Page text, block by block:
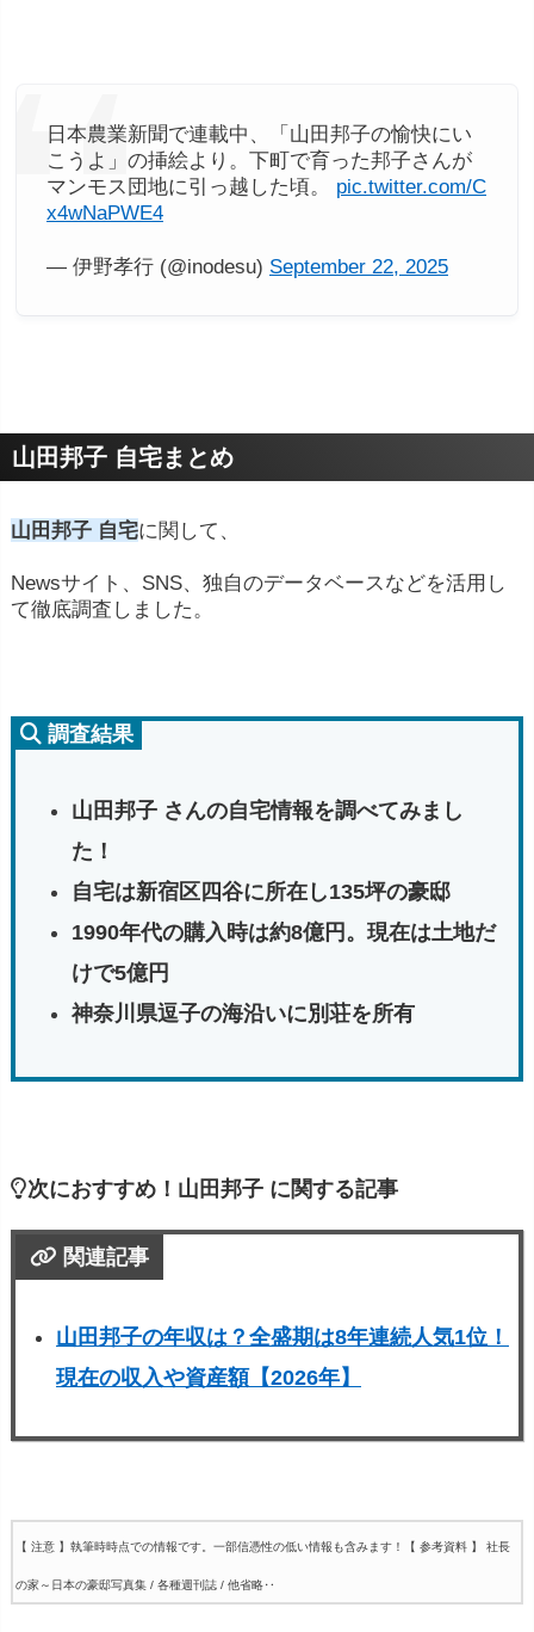
日本農業新聞で連載中、「山田邦子の愉快にい
こうよ」の挿絵より。下町で育った邦子さんが
マンモス団地に引っ越した頃。 pic.twitter.com/C
x4wNaPWE4
— 伊野孝行 (@inodesu) September 22, 2025
山田邦子 自宅まとめ
山田邦子 自宅に関して、
Newsサイト、SNS、独自のデータベースなどを活用し
て徹底調査しました。
調査結果
山田邦子 さんの自宅情報を調べてみまし
た！
自宅は新宿区四谷に所在し135坪の豪邸
1990年代の購入時は約8億円。現在は土地だ
けで5億円
神奈川県逗子の海沿いに別荘を所有
次におすすめ！山田邦子 に関する記事
関連記事
山田邦子の年収は？全盛期は8年連続人気1位！
現在の収入や資産額【2026年】
【 注意 】執筆時時点での情報です。一部信憑性の低い情報も含みます！ 【 参考資料 】 社長
の家～日本の豪邸写真集 / 各種週刊誌 / 他省略‥